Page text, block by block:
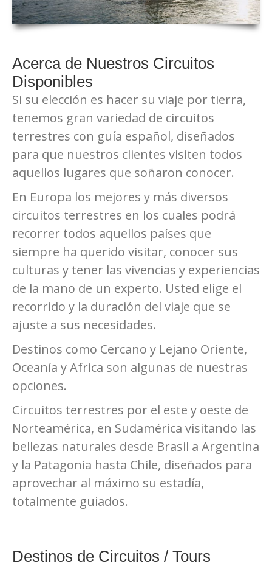
Acerca de Nuestros Circuitos
Disponibles
Si su elección es hacer su viaje por tierra,
tenemos gran variedad de circuitos
terrestres con guía español, diseñados
para que nuestros clientes visiten todos
aquellos lugares que soñaron conocer.
En Europa los mejores y más diversos
circuitos terrestres en los cuales podrá
recorrer todos aquellos países que
siempre ha querido visitar, conocer sus
culturas y tener las vivencias y experiencias
de la mano de un experto. Usted elige el
recorrido y la duración del viaje que se
ajuste a sus necesidades.
Destinos como Cercano y Lejano Oriente,
Oceanía y Africa son algunas de nuestras
opciones.
Circuitos terrestres por el este y oeste de
Norteamérica, en Sudamérica visitando las
bellezas naturales desde Brasil a Argentina
y la Patagonia hasta Chile, diseñados para
aprovechar al máximo su estadía,
totalmente guiados.
Destinos de Circuitos / Tours